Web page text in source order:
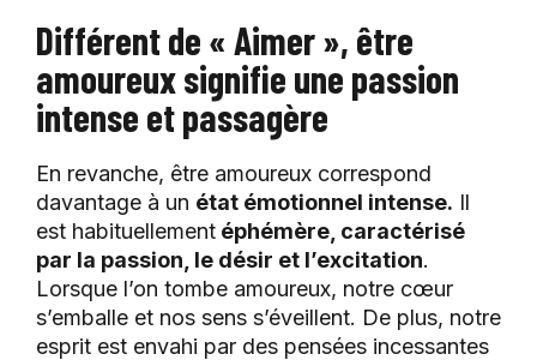
Différent de « Aimer », être
amoureux signifie une passion
intense et passagère
En revanche, être amoureux correspond
davantage à un état émotionnel intense. Il
est habituellement éphémère, caractérisé
par la passion, le désir et l’excitation.
Lorsque l’on tombe amoureux, notre cœur
s’emballe et nos sens s’éveillent. De plus, notre
esprit est envahi par des pensées incessantes